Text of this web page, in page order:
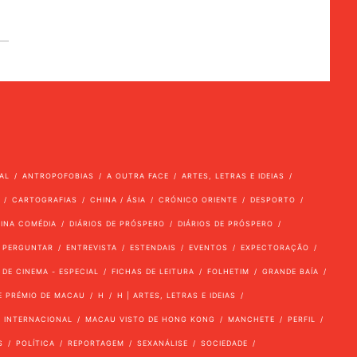
ANTROPOFOBIAS A OUTRA FACE ARTES, LETRAS E IDEIAS
CARTOGRAFIAS CHINA / ÁSIA CRÓNICO ORIENTE DESPORTO
COMÉDIA DIÁRIOS DE PRÓSPERO DIÁRIOS DE PRÓSPERO
ENTREVISTA ESTENDAIS EVENTOS EXPECTORAÇÃO
CINEMA - ESPECIAL FICHAS DE LEITURA FOLHETIM GRANDE BAÍA
PRÉMIO DE MACAU H H | ARTES, LETRAS E IDEIAS
INTERNACIONAL MACAU VISTO DE HONG KONG MANCHETE PERFIL
POLÍTICA REPORTAGEM SEXANÁLISE SOCIEDADE